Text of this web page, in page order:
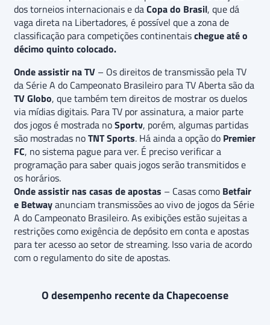
dos torneios internacionais e daCopa do Brasil, que dá
vaga direta na Libertadores, é possível que a zona de
classificação para competições continentaischegue até o
décimo quinto colocado.
Onde assistir na TV – Os direitos de transmissão pela TV
da Série A do Campeonato Brasileiro para TV Aberta são da
TV Globo, que também tem direitos de mostrar os duelos
via mídias digitais. Para TV por assinatura, a maior parte
dos jogos é mostrada noSportv, porém, algumas partidas
são mostradas noTNT Sports. Há ainda a opção do Premier
FC, no sistema pague para ver. É preciso verificar a
programação para saber quais jogos serão transmitidos e
os horários.
Onde assistir nas casas de apostas – Casas como Betfair
e Betwayanunciam transmissões ao vivo de jogos da Série
A do Campeonato Brasileiro. As exibições estão sujeitas a
restrições como exigência de depósito em conta e apostas
para ter acesso ao setor de streaming. Isso varia de acordo
com o regulamento do site de apostas.
O desempenho recente da Chapecoense